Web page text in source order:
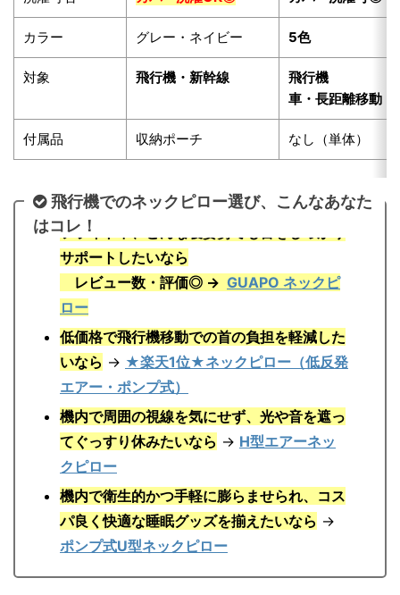
カラー グレー・ネイビー 5色
対象 飛行機・新幹線
飛行機
車・長距離移動
付属品 収納ポーチ なし（単体）
飛行機でのネックピロー選び、こんなあなた
はコレ！
フライト中、どんな寝姿勢でも首をしっかり
サポートしたいなら
レビュー数・評価◎ → GUAPO ネックピ
ロー
低価格で飛行機移動での首の負担を軽減した
いなら → ★楽天1位★ネックピロー（低反発
エアー・ポンプ式）
機内で周囲の視線を気にせず、光や音を遮っ
てぐっすり休みたいなら → H型エアーネッ
クピロー
機内で衛生的かつ手軽に膨らませられ、コス
パ良く快適な睡眠グッズを揃えたいなら →
ポンプ式U型ネックピロー